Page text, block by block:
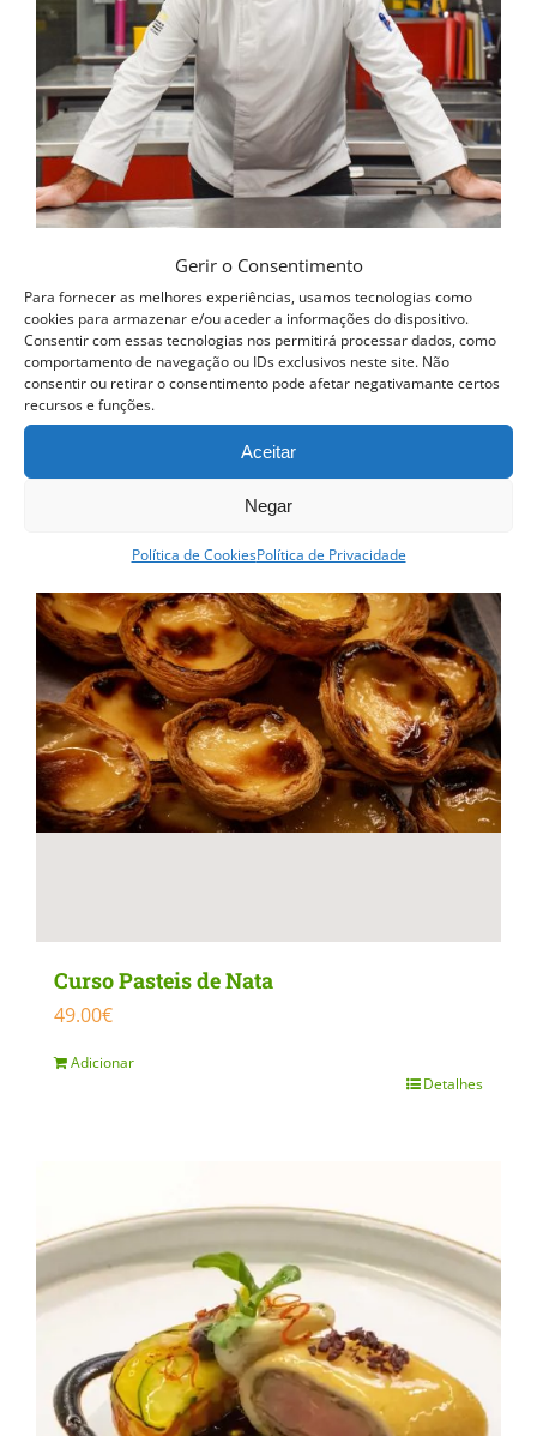
Gerir o Consentimento
Para fornecer as melhores experiências, usamos tecnologias como
cookies para armazenar e/ou aceder a informações do dispositivo.
Consentir com essas tecnologias nos permitirá processar dados, como
comportamento de navegação ou IDs exclusivos neste site. Não
consentir ou retirar o consentimento pode afetar negativamante certos
recursos e funções.
Aceitar
Negar
Política de CookiesPolítica de Privacidade
chosen
on
the
product
page
Curso Profissional de Cozinha
1,150.00€
Ver opções
This
has
The
options
may
be
chosen
on
the
Curso Pasteis de Nata
49.00€
Adicionar
Detalhes